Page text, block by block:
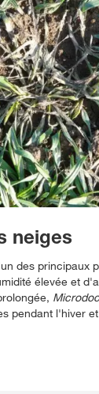
neiges
des principaux
élevée et
pendant l'hiver